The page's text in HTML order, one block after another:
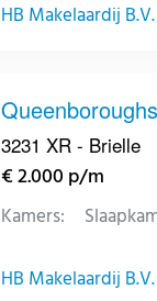
HB Makelaardij B.V.
3231 XR - Brielle
€ 2.000 p/m
Kamers:
HB Makelaardij B.V.